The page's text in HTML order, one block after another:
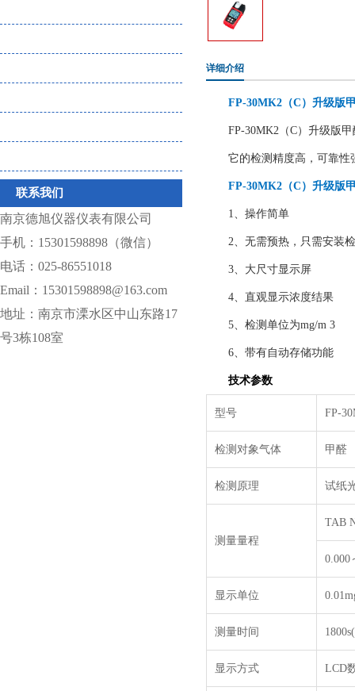
联系我们
南京德旭仪器仪表有限公司
手机：15301598898（微信）
电话：025-86551018
Email：15301598898@163.com
地址：南京市溧水区中山东路17
号3栋108室
详细介绍
FP-30MK2 （C ）升级版
FP-30MK2 （C）升级版
它的检测精度高，可靠性
FP-30MK2 （C ）升级版
1、操作简单
2、无需预热，只需安装
3、大尺寸显示屏
4、直观显示浓度结果
5、检测单位为mg/m 3
6、带有自动存储功能
技术参数
型号 FP-
检测对象气体 甲醛
检测原理 试纸
测量量程
TAB
0.000
显示单位
测量时间
显示方式 LCD